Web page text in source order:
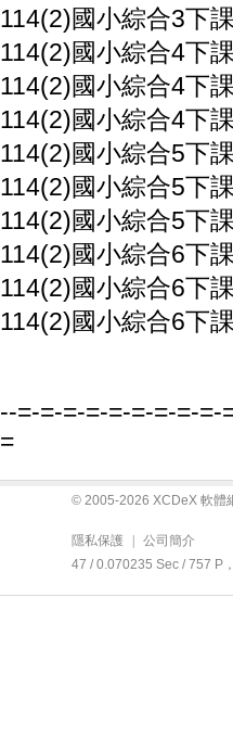
114(2)國小綜合3下
114(2)國小綜合4下
114(2)國小綜合4下
114(2)國小綜合4下
114(2)國小綜合5下
114(2)國小綜合5下
114(2)國小綜合5下
114(2)國小綜合6下
114(2)國小綜合6下
114(2)國小綜合6下
--=-=-=-=-=-=-=-=-=-
=
© 2005-2026 XCDeX 軟體
隱私保護
公司簡介
47 / 0.070235 Sec / 757 P